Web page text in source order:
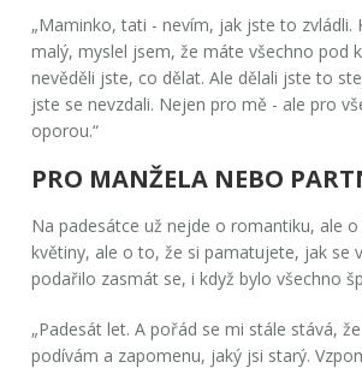
„Maminko, tati - nevím, jak jste to zvládli.
malý, myslel jsem, že máte všechno pod
nevěděli jste, co dělat. Ale dělali jste to
jste se nevzdali. Nejen pro mě - ale pro
oporou.“
PRO MANŽELA NEBO
Na padesátce už nejde o romantiku, ale
květiny, ale o to, že si pamatujete, jak se
podařilo zasmát se, i když bylo všechno
„Padesát let. A pořád se mi stále stává,
podívám a zapomenu, jaký jsi starý.